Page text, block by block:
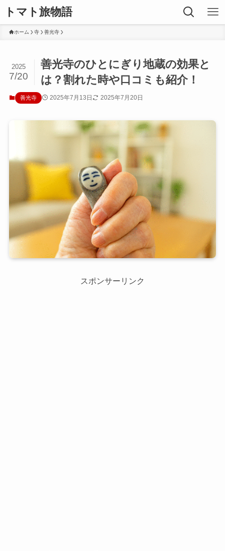
トマト旅物語
ホーム 寺 善光寺
善光寺のひとにぎり地蔵の効果と
は？割れた時や口コミも紹介！
2025
7/20
善光寺 2025年7月13日 2025年7月20日
スポンサーリンク